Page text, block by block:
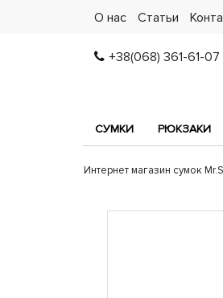
О нас Статьи
+38(068) 361-61-07
СУМКИ РЮКЗАКИ
Интернет магазин сумок